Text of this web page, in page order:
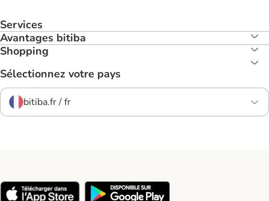
Services
Avantages bitiba
Shopping
Sélectionnez votre pays
bitiba.fr / fr